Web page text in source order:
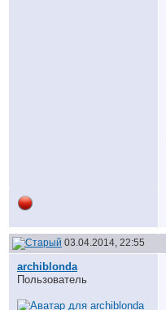
03.04.2014, 22:55
archiblonda
Пользователь